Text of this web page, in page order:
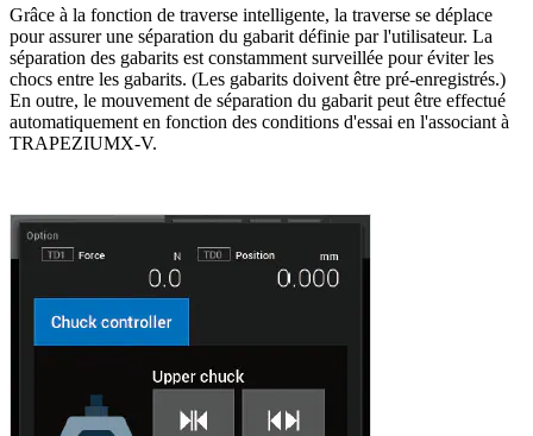
Grâce à la fonction de traverse intelligente, la traverse se déplace
pour assurer une séparation du gabarit définie par l'utilisateur. La
séparation des gabarits est constamment surveillée pour éviter les
chocs entre les gabarits. (Les gabarits doivent être pré-enregistrés.)
En outre, le mouvement de séparation du gabarit peut être effectué
automatiquement en fonction des conditions d'essai en l'associant à
TRAPEZIUMX-V.